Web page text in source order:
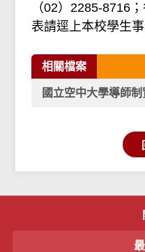
（02）2285-8716
表請逕上本校學生
相關檔案
國立空中大學導師